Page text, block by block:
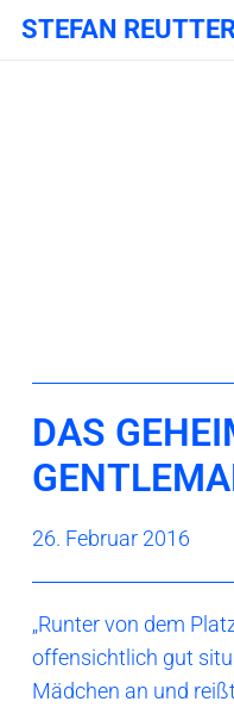
STEFAN
DAS
26. Februar 2016
„Runter von dem
offensichtlich gut
Mädchen an und